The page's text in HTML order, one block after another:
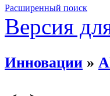
Расширенный поиск
Версия
Инновации »